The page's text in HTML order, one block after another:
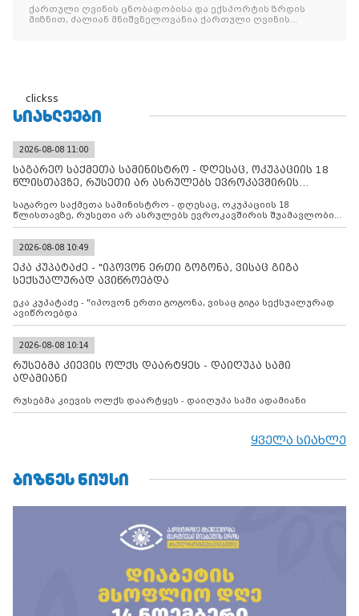
China Food
ქართული ღვინის ცნობადობისა და ექსპორტის ზრდის
მიზნით, ძალიან მნიშვნელოვანია ქართული ღვინის
clickss
ᲡᲘᲐᲮᲚᲔᲔᲑᲘ
2026-08-08 11:00
საგარეო საქმეთა სამინისტრო - დღესაც, ოკუპაციის 18
წლისთავზე, რუსეთი არ ასრულებს ევროკავშირის
საგარეო საქმეთა სამინისტრო - დღესაც, ოკუპაციის 18
წლისთავზე, რუსეთი არ ასრულებს ევროკავშირის შუამავლობით
დადებულ 2008 წლის 12 აგვისტოს ცეცხლის შეწყვეტის
კონტროლს ოკუპირებულ რეგიონებში, აგრძელებს მათი
მილიტარიზაციის პროცესს და აქტიურად დგამს ნაბიჯებს მათი
ფაქტობრივი ანექსიისკენ
2026-08-08 10:49
ეკა კუპატაძე - "იპოვონ ერთი გოგონა, ვისაც გიგა
სექსუალურად ავიწროებდა
ეკა კუპატაძე - "იპოვონ ერთი გოგონა, ვისაც გიგა სექსუალურად
ავიწროებდა
2026-08-08 10:14
რუსებმა კიევის ოლქს დაარტყეს - დაიღუპა სამი
ადამიანი
რუსებმა კიევის ოლქს დაარტყეს - დაიღუპა სამი ადამიანი
ყველა სიახლე
ᲑᲘᲖᲜᲔᲡ ᲜᲘᲣᲡᲘ